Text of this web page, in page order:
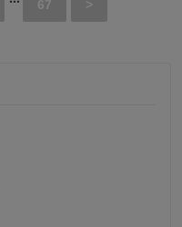
67 >